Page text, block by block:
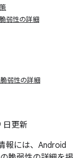
弱性の詳細
弱性の詳細
日更新
報には、Android